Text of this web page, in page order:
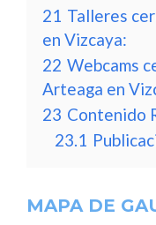
21 Talleres
en Vizcaya:
22 Webcams
Arteaga en
23 Contenido
23.1
MAPA DE